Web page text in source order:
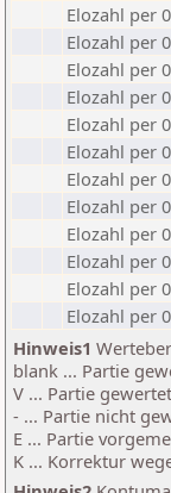
Elozahl per
Elozahl per
Elozahl per
Elozahl per
Elozahl per
Elozahl per
Elozahl per
Elozahl per
Elozahl per
Elozahl per
Elozahl per
Elozahl per
Hinweis1
blank ... Partie
V ... Partie
- ... Partie nicht
E ... Partie
K ... Korrektur